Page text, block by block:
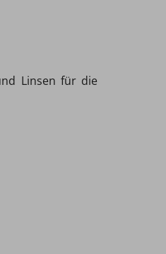
Linsen für die